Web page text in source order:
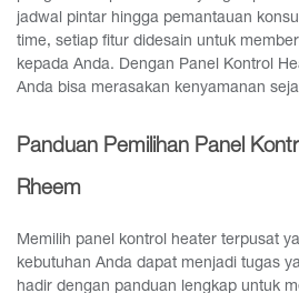
jadwal pintar hingga pemantauan
time, setiap fitur didesain untuk
kepada Anda. Dengan Panel Kontrol
Anda bisa merasakan kenyamanan
Panduan Pemilihan Panel
Rheem
Memilih panel kontrol heater terpusat
kebutuhan Anda dapat menjadi tugas
hadir dengan panduan lengkap untuk